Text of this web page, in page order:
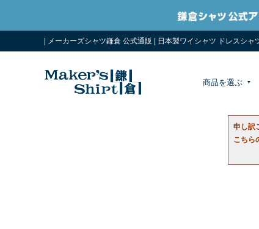
| メーカーズシャツ鎌倉 公式通販 | 日本製ワイシャツ ドレスシャ
商品を選ぶ
申し訳
こちら